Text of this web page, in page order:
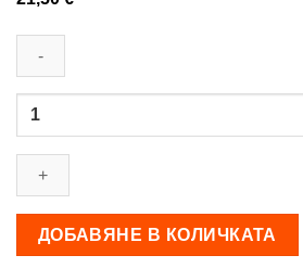
количество
Класьор
AREA
BOX
ДОБАВЯНЕ В КОЛИЧКАТА